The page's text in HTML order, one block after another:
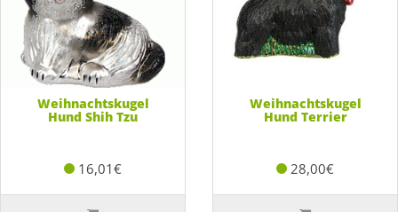
Weihnachtskugel
Hund Shih Tzu
16,01€
Weihnachtskugel
Hund Terrier
28,00€